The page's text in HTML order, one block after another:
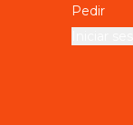
Pedir